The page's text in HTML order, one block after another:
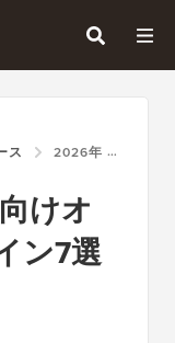
ス 2026年 WORDPRESS向けオークションプラグイン7選をテストしました
けオ
ン7選